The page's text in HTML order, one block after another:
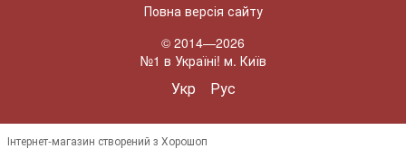
Повна версія сайту
© 2014—2026
№1 в Україні! м. Київ
Укр Рус
Інтернет-магазин створений з Хорошоп